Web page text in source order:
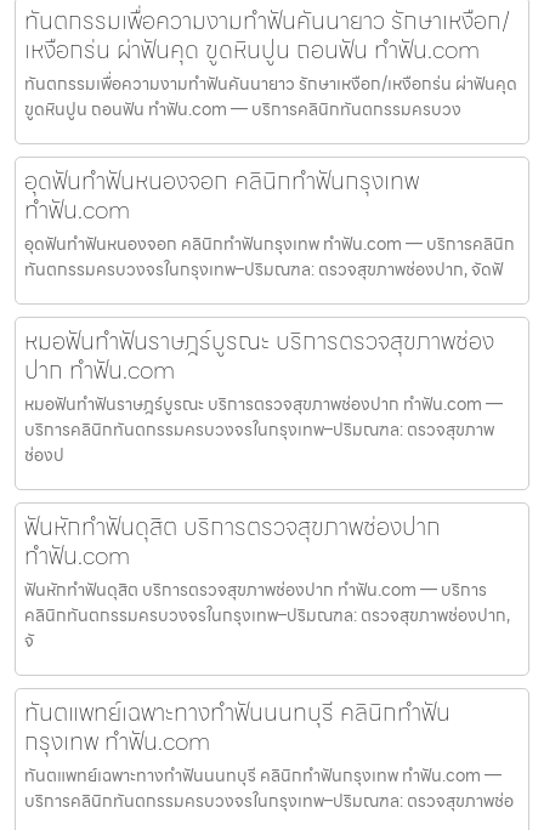
ทันตกรรมเพื่อความงามทำฟันคันนายาว รักษาเหงือก/
เหงือกร่น ผ่าฟันคุด ขูดหินปูน ถอนฟัน ทำฟัน.com
ทันตกรรมเพื่อความงามทำฟันคันนายาว รักษาเหงือก/เหงือกร่น ผ่าฟันคุด
ขูดหินปูน ถอนฟัน ทำฟัน.com — บริการคลินิกทันตกรรมครบวง
อุดฟันทำฟันหนองจอก คลินิกทำฟันกรุงเทพ
ทำฟัน.com
อุดฟันทำฟันหนองจอก คลินิกทำฟันกรุงเทพ ทำฟัน.com — บริการคลินิก
ทันตกรรมครบวงจรในกรุงเทพ–ปริมณฑล: ตรวจสุขภาพช่องปาก, จัดฟั
หมอฟันทำฟันราษฎร์บูรณะ บริการตรวจสุขภาพช่อง
ปาก ทำฟัน.com
หมอฟันทำฟันราษฎร์บูรณะ บริการตรวจสุขภาพช่องปาก ทำฟัน.com —
บริการคลินิกทันตกรรมครบวงจรในกรุงเทพ–ปริมณฑล: ตรวจสุขภาพ
ช่องป
ฟันหักทำฟันดุสิต บริการตรวจสุขภาพช่องปาก
ทำฟัน.com
ฟันหักทำฟันดุสิต บริการตรวจสุขภาพช่องปาก ทำฟัน.com — บริการ
คลินิกทันตกรรมครบวงจรในกรุงเทพ–ปริมณฑล: ตรวจสุขภาพช่องปาก,
จั
ทันตแพทย์เฉพาะทางทำฟันนนทบุรี คลินิกทำฟัน
กรุงเทพ ทำฟัน.com
ทันตแพทย์เฉพาะทางทำฟันนนทบุรี คลินิกทำฟันกรุงเทพ ทำฟัน.com —
บริการคลินิกทันตกรรมครบวงจรในกรุงเทพ–ปริมณฑล: ตรวจสุขภาพช่อ